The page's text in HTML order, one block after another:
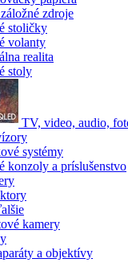
zdroje
stoličky
volanty
realita
stoly
TV, video, audio,
systémy
konzoly a príslušenstvo
kamery
a objektívy